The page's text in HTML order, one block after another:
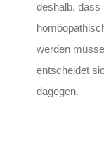
deshalb, dass
werden
entscheidet
dagegen.